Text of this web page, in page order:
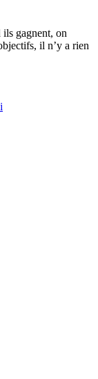
ils gagnent, on
il n’y a rien